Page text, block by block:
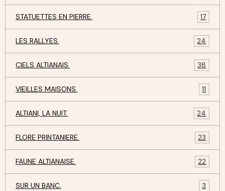
STATUETTES EN PIERRE. 17
LES RALLYES. 24
CIELS ALTIANAIS. 38
VIEILLES MAISONS. 11
ALTIANI, LA NUIT. 24
FLORE PRINTANIERE. 23
FAUNE ALTIANAISE. 22
SUR UN BANC. 3